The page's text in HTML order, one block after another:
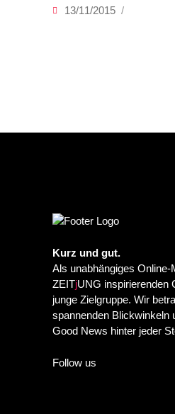
13/11/2015
Kurz und gut.
Als unabhängiges Online-
ZEITjUNG inspirierenden
junge Zielgruppe. Wir
spannenden Blickwinkeln
Good News hinter jeder
Follow us